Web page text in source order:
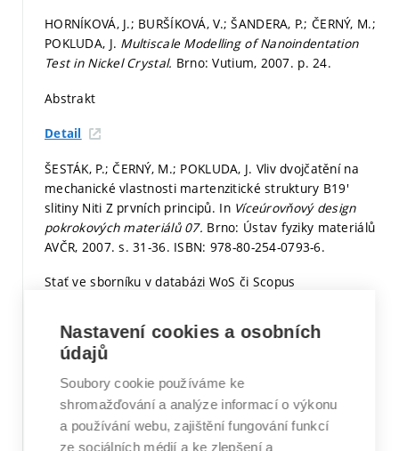
HORNÍKOVÁ, J.; BURŠÍKOVÁ, V.; ŠANDERA, P.; ČERNÝ, M.;
POKLUDA, J. Multiscale Modelling of Nanoindentation
Test in Nickel Crystal. Brno: Vutium, 2007. p. 24.
Abstrakt
Detail
ŠESTÁK, P.; ČERNÝ, M.; POKLUDA, J. Vliv dvojčatění na
mechanické vlastnosti martenzitické struktury B19'
slitiny Niti Z prvních principů. In Víceúrovňový design
pokrokových materiálů 07. Brno: Ústav fyziky materiálů
AVČR, 2007.s. 31-36. ISBN: 978-80-254-0793-6.
Stať ve sborníku v databázi WoS či Scopus
HORNÍKOVÁ, J.; ŠANDERA, P.; ČERNÝ, M.; POKLUDA, J.
crystal.Engineering fracture mechanics,
iss. 1,p. 0-0.ISSN: 0013-7944.
Článek recenzovaný mimo WoS a Scopus
Nastavení cookies a osobních
údajů
Soubory cookie používáme ke
shromažďování a analýze informací o výkonu
a používání webu, zajištění fungování funkcí
ze sociálních médií a ke zlepšení a